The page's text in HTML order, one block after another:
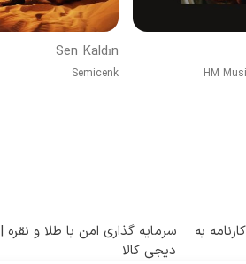
HM
Sen Kaldın
Semicenk
به
سرمایه گذاری امن با طلا و نقره |
دیجی کالا